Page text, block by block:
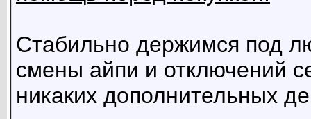
Стабильно держимся под
смены айпи и отключений
никаких дополнительных